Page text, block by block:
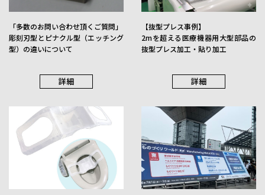
コンビネーション
詳細
穴カス排出型
詳細
最適部材提案
「多数のお問い合わせ頂くご質問」
彫刻刃型とピナクル型（エッチング
型）の違いについて
詳細
【抜型プレス事例】
2mを超える医療機器用大型部品の
抜型プレス加工・貼り加工
詳細